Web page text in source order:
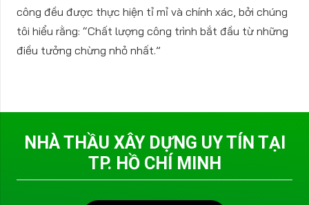
công đều được thực hiện tỉ mỉ và chính xác, bởi chúng
tôi hiểu rằng: “Chất lượng công trình bắt đầu từ những
điều tưởng chừng nhỏ nhất.”
NHÀ THẦU XÂY DỰNG UY TÍN TẠI
TP. HỒ CHÍ MINH